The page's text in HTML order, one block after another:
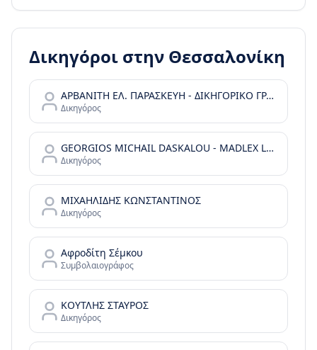
Δικηγόροι στην Θεσσαλονίκη
ΑΡΒΑΝΙΤΗ ΕΛ. ΠΑΡΑΣΚΕΥΗ - ΔΙΚΗΓΟΡΙΚΟ ΓΡΑΦΕΙΟ
Δικηγόρος
GEORGIOS MICHAIL DASKALOU - MADLEX LAW FIRM - REAL ESTATE LAW & GREEK GOLDEN VISA
Δικηγόρος
ΜΙΧΑΗΛΙΔΗΣ ΚΩΝΣΤΑΝΤΙΝΟΣ
Δικηγόρος
Αφροδίτη Σέμκου
Συμβολαιογράφος
ΚΟΥΤΛΗΣ ΣΤΑΥΡΟΣ
Δικηγόρος